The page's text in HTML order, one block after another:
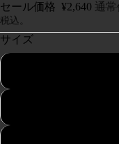
セール価格 ¥2,640 通
税込。
サイズ